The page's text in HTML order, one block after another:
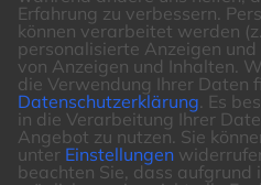
Erfahrung zu verbessern.
können verarbeitet werden
personalisierte Anzeigen
von Anzeigen und Inhalten.
die Verwendung Ihrer Daten
Datenschutzerklärung Es
in die Verarbeitung Ihrer
Angebot zu nutzen. Sie
unter Einstellungen
beachten Sie, dass aufgrund